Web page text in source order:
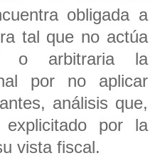
obligada a
tal que no actúa
o arbitraria la
por no aplicar
análisis que,
por la
vista fiscal.